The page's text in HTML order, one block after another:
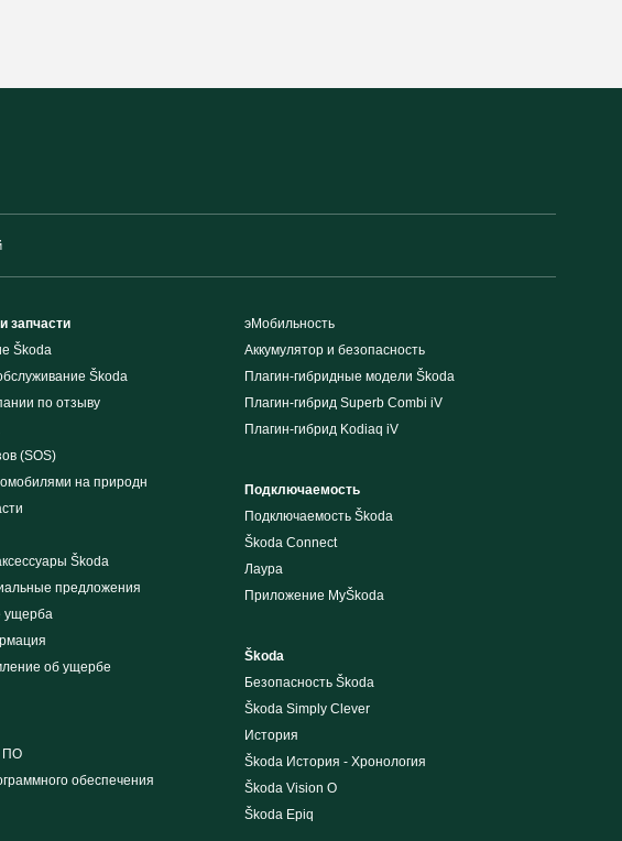
запчасти
Škoda
Škoda
по отзыву
(SOS)
на природн
Škoda
предложения
ущерба
об ущербе
ПО
обеспечения
эМобильность
Аккумулятор и безопасность
Плагин-гибридные модели Škoda
Плагин-гибрид Superb Combi iV
Плагин-гибрид Kodiaq iV
Подключаемость
Подключаемость Škoda
Škoda Connect
Лаура
Приложение MyŠkoda
Škoda
Безопасность Škoda
Škoda Simply Clever
История
Škoda История - Хронология
Škoda Vision O
Škoda Epiq